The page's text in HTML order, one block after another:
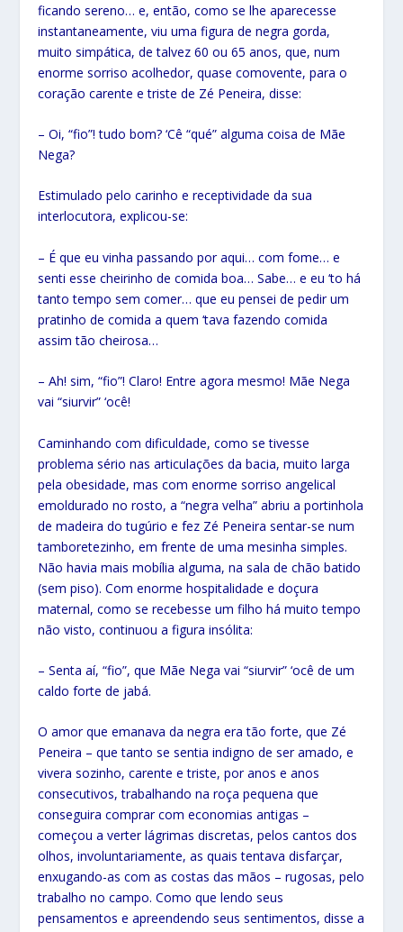
ficando sereno… e, então, como se lhe aparecesse
instantaneamente, viu uma figura de negra gorda,
muito simpática, de talvez 60 ou 65 anos, que, num
enorme sorriso acolhedor, quase comovente, para o
coração carente e triste de Zé Peneira, disse:
– Oi, “fio”! tudo bom? ‘Cê “qué” alguma coisa de Mãe
Nega?
Estimulado pelo carinho e receptividade da sua
interlocutora, explicou-se:
– É que eu vinha passando por aqui… com fome… e
senti esse cheirinho de comida boa… Sabe… e eu ‘to há
tanto tempo sem comer… que eu pensei de pedir um
pratinho de comida a quem ‘tava fazendo comida
assim tão cheirosa…
– Ah! sim, “fio”! Claro! Entre agora mesmo! Mãe Nega
vai “siurvir” ‘ocê!
Caminhando com dificuldade, como se tivesse
problema sério nas articulações da bacia, muito larga
pela obesidade, mas com enorme sorriso angelical
emoldurado no rosto, a “negra velha” abriu a portinhola
de madeira do tugúrio e fez Zé Peneira sentar-se num
tamboretezinho, em frente de uma mesinha simples.
Não havia mais mobília alguma, na sala de chão batido
(sem piso). Com enorme hospitalidade e doçura
maternal, como se recebesse um filho há muito tempo
não visto, continuou a figura insólita:
– Senta aí, “fio”, que Mãe Nega vai “siurvir” ‘ocê de um
caldo forte de jabá.
O amor que emanava da negra era tão forte, que Zé
Peneira – que tanto se sentia indigno de ser amado, e
vivera sozinho, carente e triste, por anos e anos
consecutivos, trabalhando na roça pequena que
conseguira comprar com economias antigas –
começou a verter lágrimas discretas, pelos cantos dos
olhos, involuntariamente, as quais tentava disfarçar,
enxugando-as com as costas das mãos – rugosas, pelo
trabalho no campo. Como que lendo seus
pensamentos e apreendendo seus sentimentos, disse a